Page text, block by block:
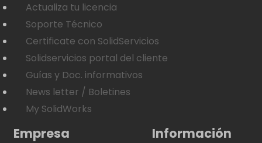
Actualiza tu licencia
Soporte Técnico
Certificate con SolidServicios
Solidservicios portal del cliente
Guías y Doc. informativos
News letter / Boletines
My SolidWorks
Empresa Información